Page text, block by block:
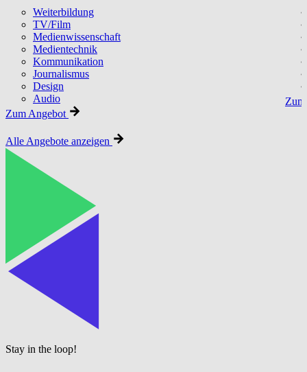
Weiterbildung
TV/Film
Medienwissenschaft
Medientechnik
Kommunikation
Journalismus
Design
Audio
Zum Angebot
Alle Angebote anzeigen
Stay in the loop!